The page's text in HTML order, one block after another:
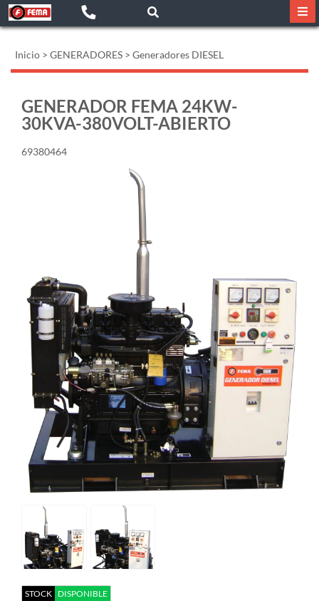
Inicio > GENERADORES > Generadores DIESEL
GENERADOR FEMA 24KW-
30KVA-380VOLT-ABIERTO
69380464
STOCK DISPONIBLE